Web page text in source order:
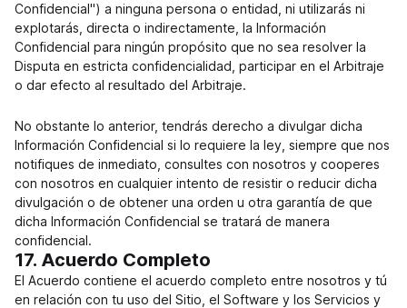
Confidencial") a ninguna persona o entidad, ni utilizarás ni
explotarás, directa o indirectamente, la Información
Confidencial para ningún propósito que no sea resolver la
Disputa en estricta confidencialidad, participar en el Arbitraje
o dar efecto al resultado del Arbitraje.
No obstante lo anterior, tendrás derecho a divulgar dicha
Información Confidencial si lo requiere la ley, siempre que nos
notifiques de inmediato, consultes con nosotros y cooperes
con nosotros en cualquier intento de resistir o reducir dicha
divulgación o de obtener una orden u otra garantía de que
dicha Información Confidencial se tratará de manera
confidencial.
17. Acuerdo Completo
El Acuerdo contiene el acuerdo completo entre nosotros y tú
en relación con tu uso del Sitio, el Software y los Servicios y